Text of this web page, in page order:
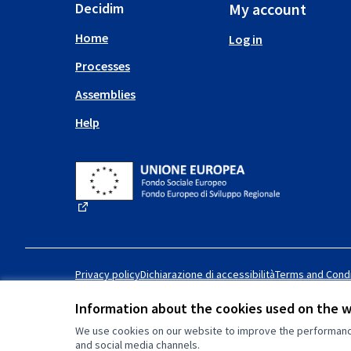
Information about the cookies used on the
We use cookies on our website to improve the
and social media channels.
Decidim
Home
Processes
Assemblies
Help
My account
Log in
Privacy policyDichiarazione di accessibilitàTerms and
Creative Commons License
(External link)